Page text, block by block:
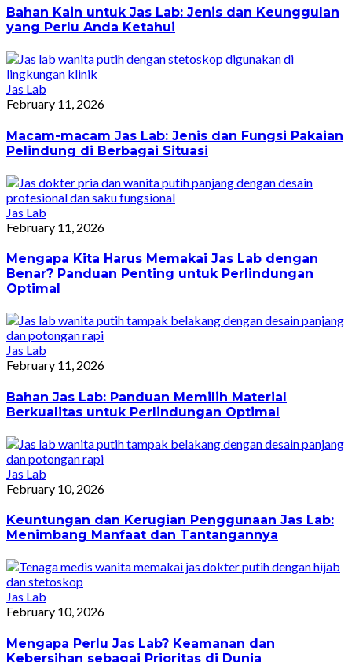
Bahan Kain untuk Jas Lab: Jenis dan Keunggulan
yang Perlu Anda Ketahui
Jas Lab
February 11, 2026
Macam-macam Jas Lab: Jenis dan Fungsi Pakaian
Pelindung di Berbagai Situasi
Jas Lab
February 11, 2026
Mengapa Kita Harus Memakai Jas Lab dengan
Benar? Panduan Penting untuk Perlindungan
Optimal
Jas Lab
February 11, 2026
Bahan Jas Lab: Panduan Memilih Material
Berkualitas untuk Perlindungan Optimal
Jas Lab
February 10, 2026
Keuntungan dan Kerugian Penggunaan Jas Lab:
Menimbang Manfaat dan Tantangannya
Jas Lab
February 10, 2026
Mengapa Perlu Jas Lab? Keamanan dan
Kebersihan sebagai Prioritas di Dunia